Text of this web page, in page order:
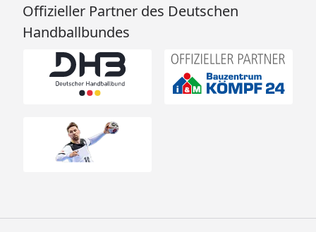
Offizieller Partner des Deutschen
Handballbundes